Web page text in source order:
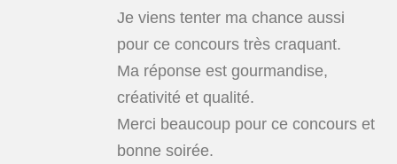
Je viens tenter ma chance aussi
pour ce concours très craquant.
Ma réponse est gourmandise,
créativité et qualité.
Merci beaucoup pour ce concours et
bonne soirée.